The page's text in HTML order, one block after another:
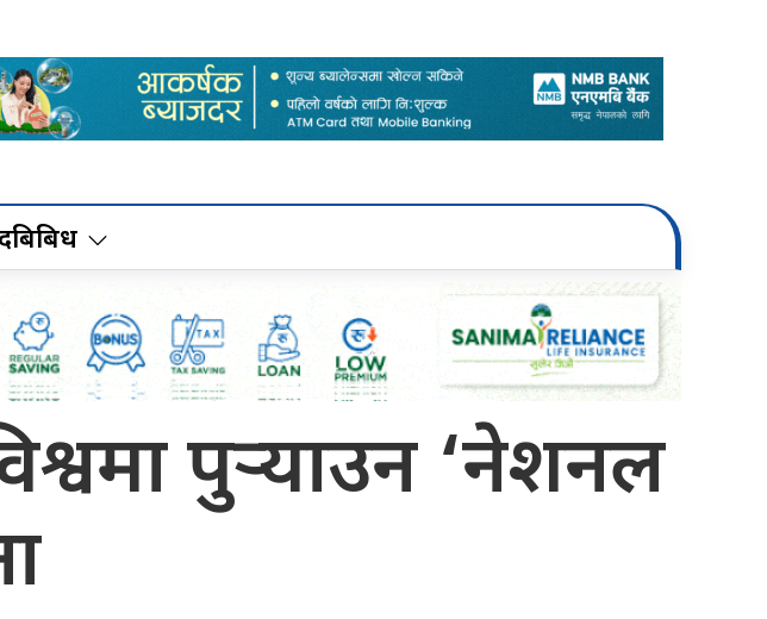
बिबिध
पुर्‍याउन ‘नेशनल